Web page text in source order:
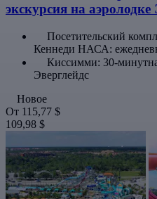
экскурсия на аэролодке
Посетительский
Кеннеди НАСА:
Киссимми: 30-
Эверглейдс
Новое
От 115,77 $
109,98 $